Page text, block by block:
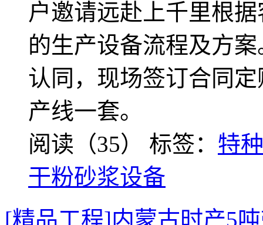
户邀请远赴上千里根
的生产设备流程及方
认同，现场签订合同
产线一套。
阅读（35） 标签： 特
干粉砂浆设备
[精品工程]内蒙古时产5